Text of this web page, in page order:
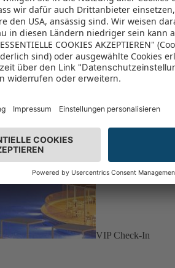
VIP Check-In